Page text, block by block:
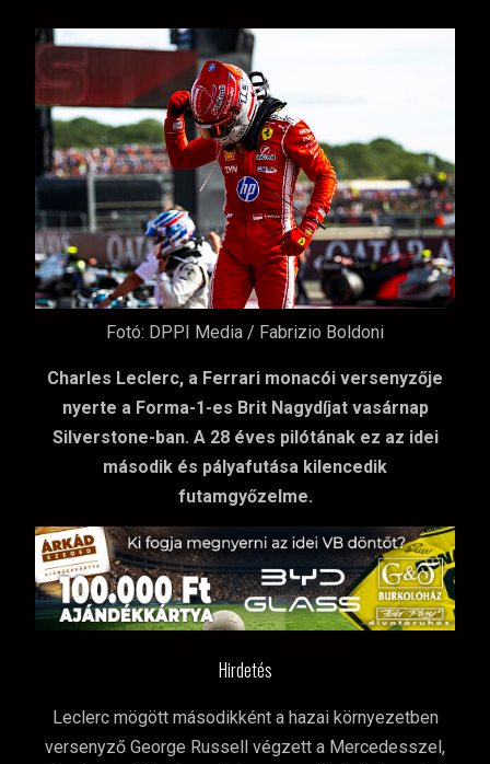
Fotó: DPPI Media / Fabrizio Boldoni
Charles Leclerc, a Ferrari monacói versenyzője
nyerte a Forma-1-es Brit Nagydíjat vasárnap
Silverstone-ban. A 28 éves pilótának ez az idei
második és pályafutása kilencedik
futamgyőzelme.
Hirdetés
Leclerc mögött másodikként a hazai környezetben
versenyző George Russell végzett a Mercedesszel,